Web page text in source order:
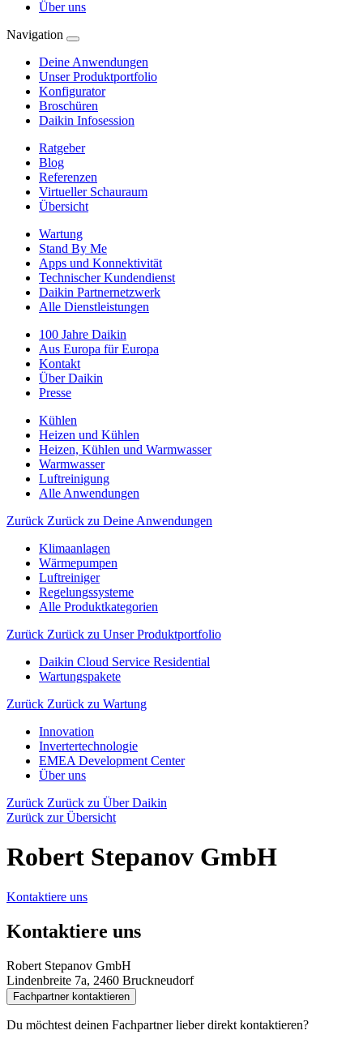
Über uns
Navigation
Deine Anwendungen
Unser Produktportfolio
Konfigurator
Broschüren
Daikin Infosession
Ratgeber
Blog
Referenzen
Virtueller Schauraum
Übersicht
Wartung
Stand By Me
Apps und Konnektivität
Technischer Kundendienst
Daikin Partnernetzwerk
Alle Dienstleistungen
100 Jahre Daikin
Aus Europa für Europa
Kontakt
Über Daikin
Presse
Kühlen
Heizen und Kühlen
Heizen, Kühlen und Warmwasser
Warmwasser
Luftreinigung
Alle Anwendungen
Zurück Zurück zu Deine Anwendungen
Klimaanlagen
Wärmepumpen
Luftreiniger
Regelungssysteme
Alle Produktkategorien
Zurück Zurück zu Unser Produktportfolio
Daikin Cloud Service Residential
Wartungspakete
Zurück Zurück zu Wartung
Innovation
Invertertechnologie
EMEA Development Center
Über uns
Zurück Zurück zu Über Daikin
Zurück zur Übersicht
Robert Stepanov GmbH
Kontaktiere uns
Kontaktiere uns
Robert Stepanov GmbH
Lindenbreite 7a, 2460 Bruckneudorf
Fachpartner kontaktieren
Du möchtest deinen Fachpartner lieber direkt kontaktieren?